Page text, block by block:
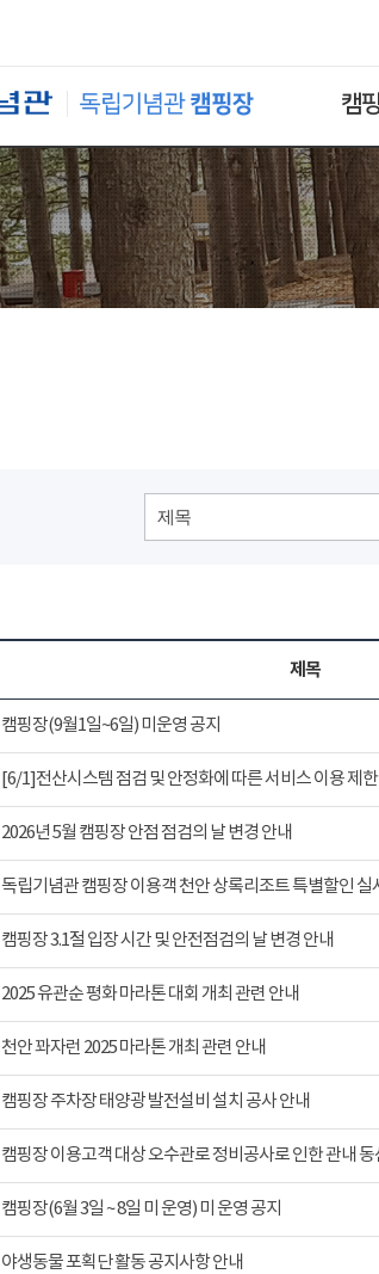
캠
제목
제목
캠핑장(9월1일~6일) 미운영 공지
[6/1]전산시스템 점검 및 안정화에 따른 서비스 이용 제한
2026년 5월 캠핑장 안점 점검의 날 변경 안내
독립기념관 캠핑장 이용객 천안 상록리조트 특별할인 실
캠핑장 3.1절 입장 시간 및 안전점검의 날 변경 안내
2025 유관순 평화 마라톤 대회 개최 관련 안내
천안 꽈자런 2025 마라톤 개최 관련 안내
캠핑장 주차장 태양광 발전설비 설치 공사 안내
캠핑장 이용고객 대상 오수관로 정비공사로 인한 관내 동
캠핑장(6월 3일 ~ 8일 미 운영) 미 운영 공지
야생동물 포획단 활동 공지사항 안내